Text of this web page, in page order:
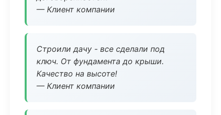
— Клиент компании
Строили дачу - все сделали под
ключ. От фундамента до крыши.
Качество на высоте!
— Клиент компании